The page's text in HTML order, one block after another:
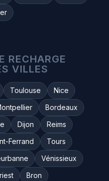
RECHARGE
VILLES
Toulouse
Nice
Bordeaux
Dijon
Reims
Ferrand
Tours
Vénissieux
Bron